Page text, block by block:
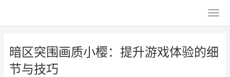
暗区突围画质小樱：提升游戏体验的细
节与技巧